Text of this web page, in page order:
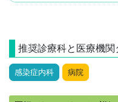
推奨診療科と医療機関
感染症内科 病院